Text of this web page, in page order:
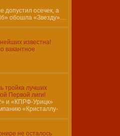
допустил осечек, а
обошла «Звезду»…
известна!
вакантное
тройка лучших
Первой лиги!
и «КПРФ-Урицк»
«Кристаллу-
не осталось